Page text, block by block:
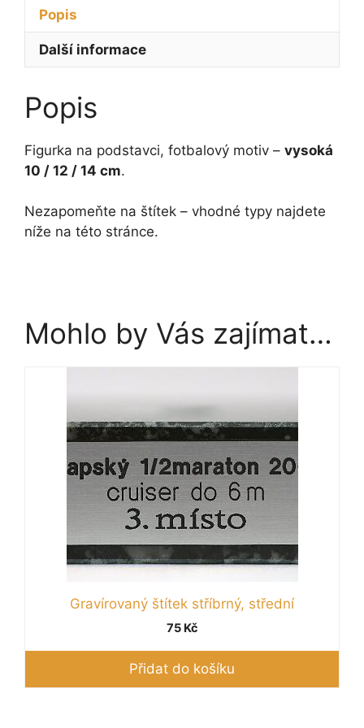
10
množství
Popis
Další informace
Popis
Figurka na podstavci, fotbalový motiv – vysoká
10 / 12 / 14 cm.
Nezapomeňte na štítek – vhodné typy najdete
níže na této stránce.
Mohlo by Vás zajímat…
Gravírovaný štítek stříbrný, střední
75 Kč
Přidat do košíku